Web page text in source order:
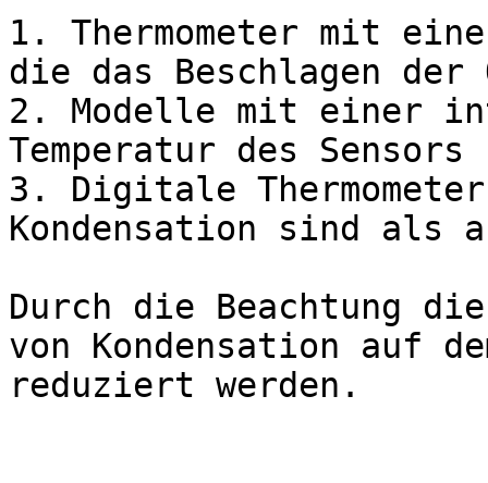
1. Thermometer mit
die das Beschlagen
2. Modelle mit einer
Temperatur des
3. Digitale
Kondensation sind als
Durch die Beachtung
von Kondensation auf